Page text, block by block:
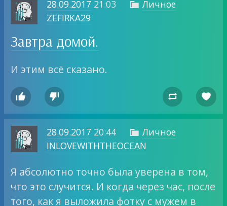
28.09.2017 21:03  Личное
ZEFIRKA29
Завтра домой.
И этим всё сказано.
   
28.09.2017 20:44  Личное
INLOVEWITHTHEOCEAN
Я абсолютно точно была уверена в том,
что это случится. И когда через час, после
того, как я выложила фотку с мужем в